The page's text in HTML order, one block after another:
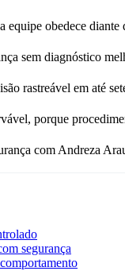
obedece
sem diagnóstico
rastreável em até
porque
com Andreza
segurança